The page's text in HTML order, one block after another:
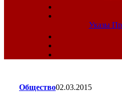
Указы
Общество02.03.2015